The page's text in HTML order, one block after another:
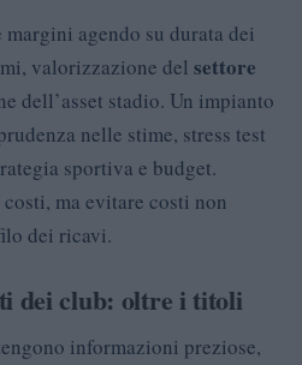
agendo su durata dei
valorizzazione del settore
dell’asset stadio. Un impianto
nelle stime, stress test
sportiva e budget.
ma evitare costi non
dei ricavi.
dei club: oltre i titoli
informazioni preziose,